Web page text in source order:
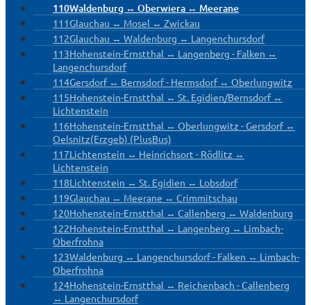
110Waldenburg ↔ Oberwiera ↔ Meerane
111Glauchau ↔ Mosel ↔ Zwickau
112Glauchau ↔ Waldenburg ↔ Langenchursdorf
113Hohenstein-Ernstthal ↔ Langenberg - Falken ↔
Langenchursdorf
114Gersdorf ↔ Bernsdorf - Hermsdorf ↔ Oberlungwitz
115Hohenstein-Ernstthal ↔ St. Egidien/Bernsdorf ↔
Lichtenstein
116Hohenstein-Ernstthal ↔ Oberlungwitz - Gersdorf ↔
Oelsnitz(Erzgeb) (PlusBus)
117Lichtenstein ↔ Heinrichsort - Rödlitz ↔
Lichtenstein
118Lichtenstein ↔ St. Egidien ↔ Lobsdorf
119Glauchau ↔ Meerane ↔ Crimmitschau
120Hohenstein-Ernstthal ↔ Callenberg ↔ Waldenburg
122Hohenstein-Ernstthal ↔ Langenberg ↔ Limbach-
Oberfrohna
123Waldenburg ↔ Langenchursdorf - Falken ↔ Limbach-
Oberfrohna
124Hohenstein-Ernstthal ↔ Reichenbach - Callenberg
↔ Langenchursdorf